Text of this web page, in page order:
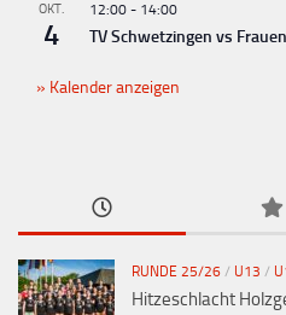
OKT.
4
12:00 - 14:00
TV Schwetzingen vs
Kalender anzeigen
RUNDE 25/26 / U13 /
Hitzeschlacht